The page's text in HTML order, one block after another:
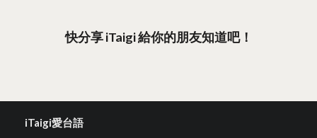
快分享 iTaigi 給你的朋友知道吧！
iTaigi愛台語